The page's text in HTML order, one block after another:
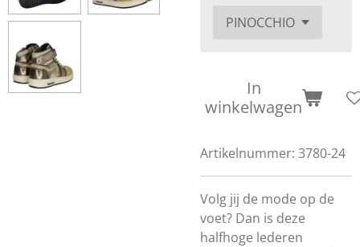
In
winkelwagen
Artikelnummer: 3780-24
Volg jij de mode op de
voet? Dan is deze
halfhoge lederen